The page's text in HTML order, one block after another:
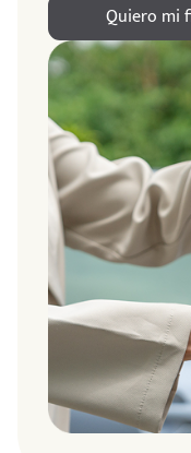
Quiero mi